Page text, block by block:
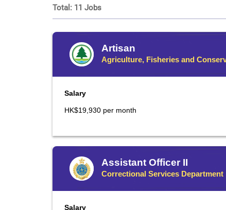
Total: 11 Jobs
Artisan
Agriculture, Fisheries and
Salary
HK$19,930 per month
Assistant Officer II
Correctional Services Department
Salary